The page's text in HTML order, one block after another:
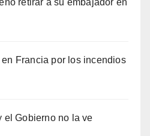
Francia por los incendios
el Gobierno no la ve